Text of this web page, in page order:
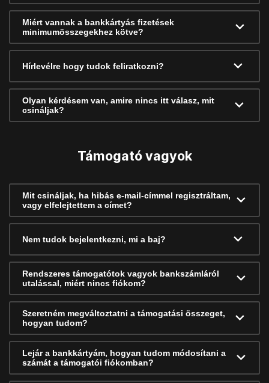
Miért vannak a bankkártyás fizetések
minimumösszegekhez kötve?
Hírlevélre hogy tudok feliratkozni?
Olyan kérdésem van, amire nincs itt válasz, mit
csináljak?
Támogató vagyok
Mit csináljak, ha hibás e-mail-címmel regisztráltam,
vagy elfelejtettem a címet?
Nem tudok bejelentkezni, mi a baj?
Rendszeres támogatótok vagyok bankszámláról
utalással, miért nincs fiókom?
Szeretném megváltoztatni a támogatási összeget,
hogyan tudom?
Lejár a bankkártyám, hogyan tudom módosítani a
számát a támogatói fiókomban?